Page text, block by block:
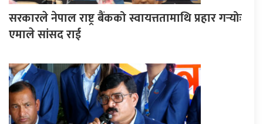
सरकारले नेपाल राष्ट्र बैंकको स्वायत्ततामाथि प्रहार गर्‍योः
एमाले सांसद राई